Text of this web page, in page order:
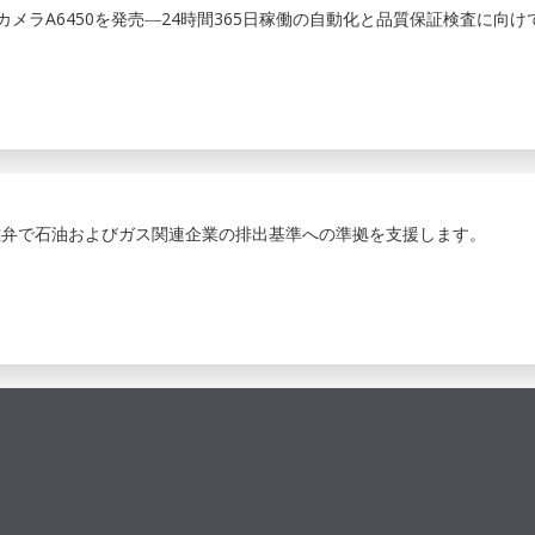
メラA6450を発売―24時間365日稼働の自動化と品質保証検査に向け
で石油およびガス関連企業の排出基準への準拠を支援します。